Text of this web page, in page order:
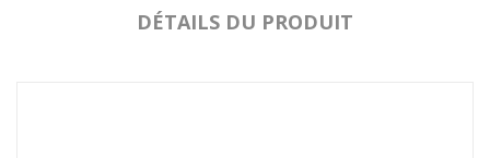
DÉTAILS DU PRODUIT